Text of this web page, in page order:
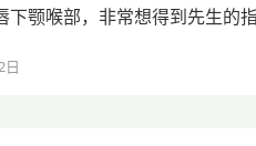
下颚喉部，非常想得到先生的
日